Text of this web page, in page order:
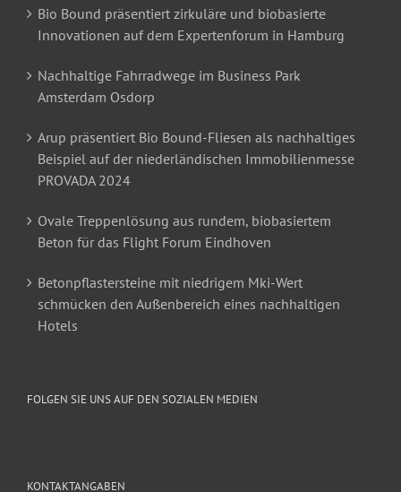
Bio Bound präsentiert zirkuläre und biobasierte
Innovationen auf dem Expertenforum in Hamburg
Nachhaltige Fahrradwege im Business Park
Amsterdam Osdorp
Arup präsentiert Bio Bound-Fliesen als nachhaltiges
Beispiel auf der niederländischen Immobilienmesse
PROVADA 2024
Ovale Treppenlösung aus rundem, biobasiertem
Beton für das Flight Forum Eindhoven
Betonpflastersteine mit niedrigem Mki-Wert
schmücken den Außenbereich eines nachhaltigen
Hotels
FOLGEN SIE UNS AUF DEN SOZIALEN MEDIEN
KONTAKTANGABEN